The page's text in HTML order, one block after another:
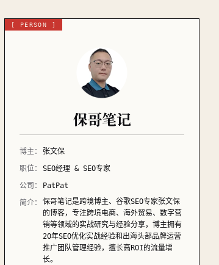
[ PERSON ]
保哥笔记
博主：
张文保
职位：
SEO经理 & SEO专家
公司：
PatPat
简介：
保哥笔记是跨境博主、谷歌SEO专家张文保
的博客，专注跨境电商、海外贸易、数字营
销等领域的实战研究与经验分享，博主拥有
20年SEO优化实战经验和出海头部品牌运营
推广团队管理经验，擅长高ROI的流量增
长。